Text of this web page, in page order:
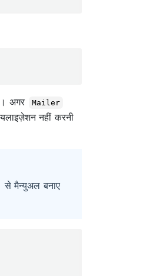
अगर Mailer
नहीं करनी
से मैन्युअल बनाए